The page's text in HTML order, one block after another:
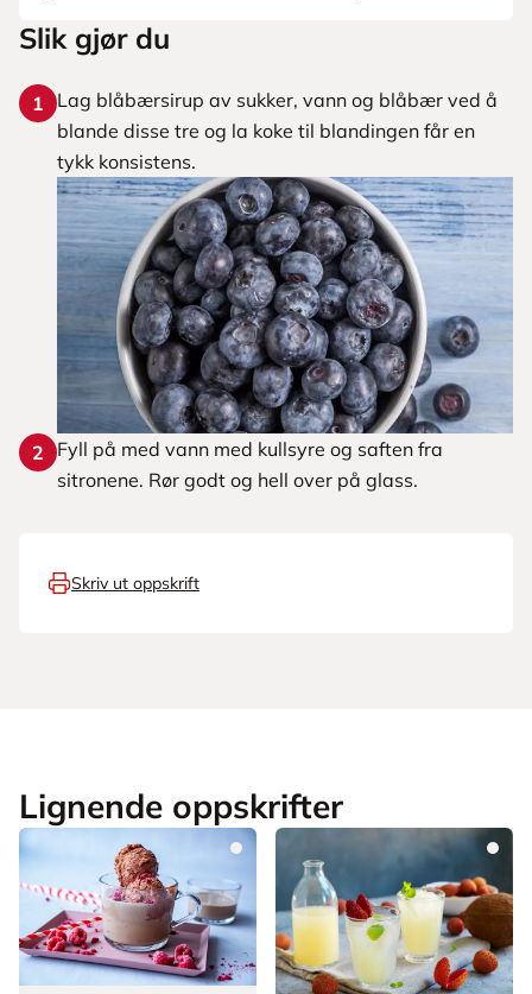
Slik gjør du
1
Lag blåbærsirup av sukker, vann og blåbær ved å
blande disse tre og la koke til blandingen får en
tykk konsistens.
2
Fyll på med vann med kullsyre og saften fra
sitronene. Rør godt og hell over på glass.
Skriv ut oppskrift
Lignende oppskrifter